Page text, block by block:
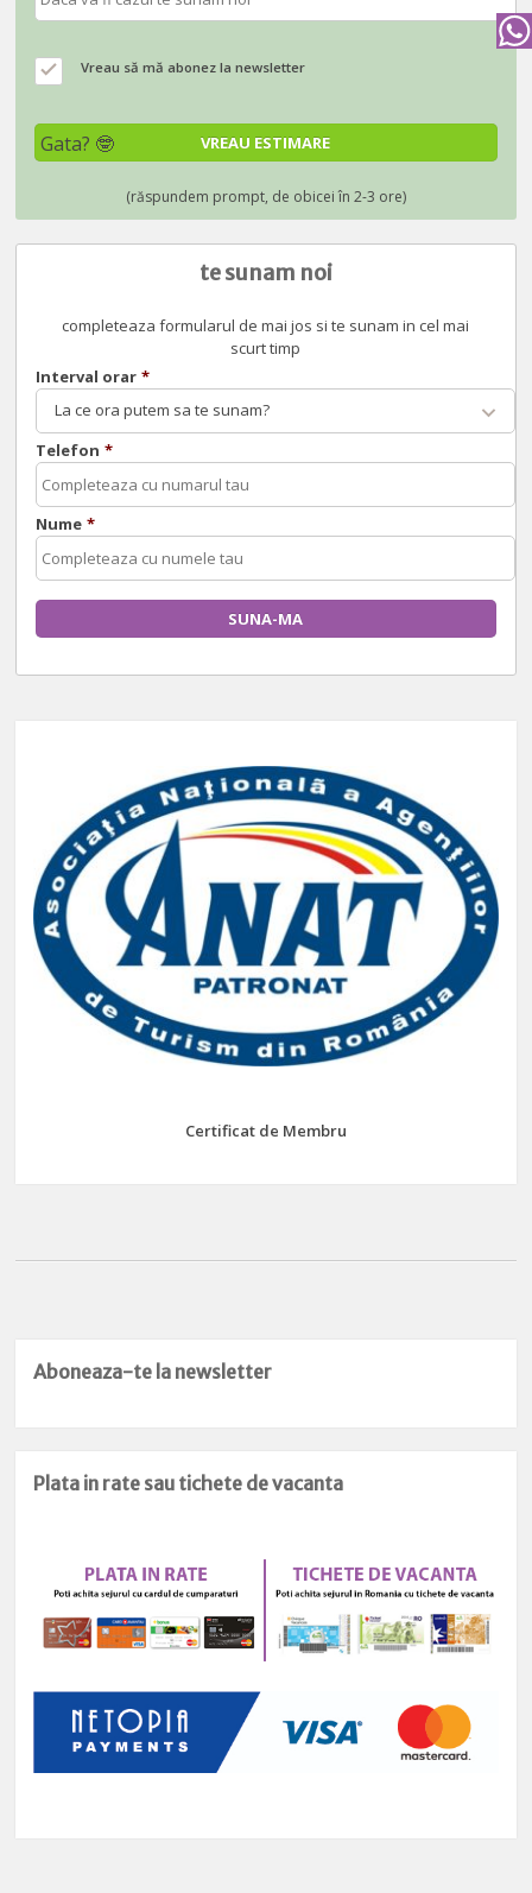
Vreau să mă abonez la newsletter
te sunam noi
completeaza formularul de mai jos si te sunam in cel mai
scurt timp
Interval orar *
La ce ora putem sa te sunam?
Telefon *
Nume *
Certificat de Membru
Aboneaza-te la newsletter
Plata in rate sau tichete de vacanta